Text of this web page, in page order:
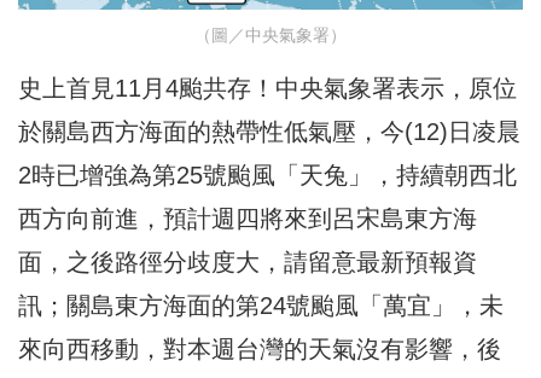
（圖／中央氣象署）
史上首見11月4颱共存！中央氣象署表示，原位
於關島西方海面的熱帶性低氣壓，今(12)日凌晨
2時已增強為第25號颱風「天兔」，持續朝西北
西方向前進，預計週四將來到呂宋島東方海
面，之後路徑分歧度大，請留意最新預報資
訊；關島東方海面的第24號颱風「萬宜」，未
來向西移動，對本週台灣的天氣沒有影響，後